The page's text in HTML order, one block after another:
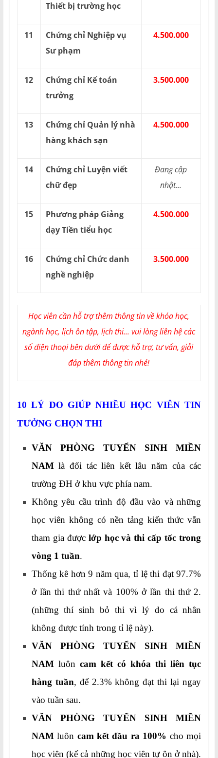
Thiết bị trường học
11
Chứng chỉ Nghiệp vụ
Sư phạm
4.500.000
12
Chứng chỉ Kế toán
trưởng
3.500.000
13
Chứng chỉ Quản lý nhà
hàng khách sạn
4.500.000
14
Chứng chỉ Luyện viết
chữ đẹp
Đang cập
nhật...
15
Phương pháp Giảng
dạy Tiền tiểu học
4.500.000
16
Chứng chỉ Chức danh
nghề nghiệp
3.500.000
Học viên cần hỗ trợ thêm thông tin về khóa học,
ngành học, lịch ôn tập, lịch thi... vui lòng liên hệ các
số điện thoại bên dưới để được hỗ trợ, tư vấn, giải
đáp thêm thông tin nhé!
10 LÝ DO GIÚP NHIỀU HỌC VIÊN TIN
TƯỞNG CHỌN THI
VĂN PHÒNG TUYỂN SINH MIỀN
NAMlà đối tác liên kết lâu năm của các
trường ĐH ở khu vực phía nam.
Không yêu cầu trình độ đầu vào và những
học viên không có nền tảng kiến thức vẫn
tham gia được lớp học và thi cấp tốc trong
vòng 1 tuần.
Thống kê hơn 9 năm qua, tỉ lệ thi đạt 97.7%
ở lần thi thứ nhất và 100% ở lần thi thứ 2.
(những thí sinh bỏ thi vì lý do cá nhân
không được tính trong tỉ lệ này).
VĂN PHÒNG TUYỂN SINH MIỀN
NAMluôn cam kết có khóa thi liên tục
hàng tuần, để 2.3% không đạt thi lại ngay
vào tuần sau.
VĂN PHÒNG TUYỂN SINH MIỀN
NAMluôn cam kết đầu ra 100% cho mọi
học viên (kể cả những học viên tự ôn ở nhà).